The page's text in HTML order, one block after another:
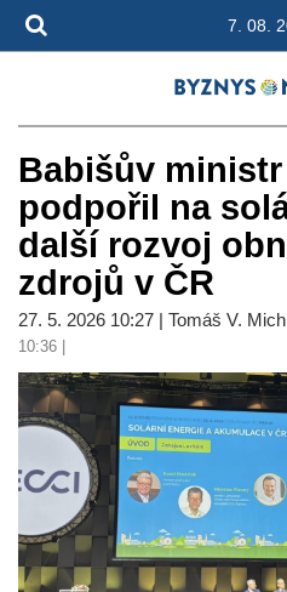
7. 08.
Babišův
podpořil na
další rozvoj
zdrojů v ČR
27. 5. 2026 10:27 | Tomáš V.
10:36 |